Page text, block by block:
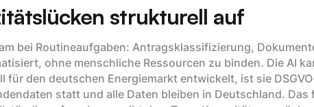
strukturell auf
bei Routineaufgaben: Antragsklassifizierung,
ohne menschliche Ressourcen zu binden. Die AI
für den deutschen Energiemarkt entwickelt, ist sie
statt und alle Daten bleiben in Deutschland. Das